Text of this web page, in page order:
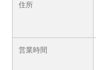
住所
営業時間